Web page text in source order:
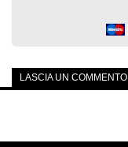
LASCIA UN COMMENTO